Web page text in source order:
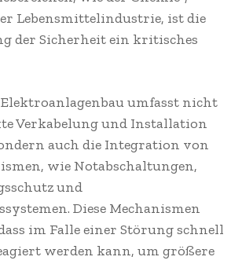
Lebensmittelindustrie, ist die
der Sicherheit ein kritisches
umfasst nicht
Verkabelung und Installation
auch die Integration von
wie Notabschaltungen,
und
Diese Mechanismen
im Falle einer Störung schnell
werden kann, um größere